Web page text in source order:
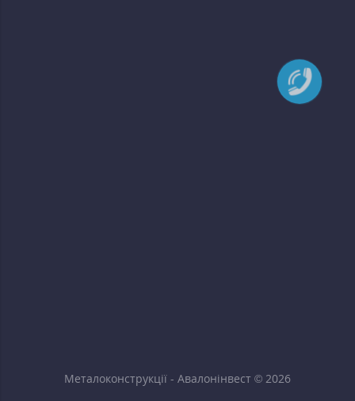
Металоконструкції - Авалонінвест © 2026